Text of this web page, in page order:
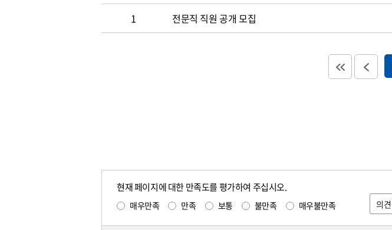
1 전문직 직원 공개 모집
현재 페이지에 대한 만족도를 평가하여 주십시오.
매우만족 만족 보통 불만족 매우불만족